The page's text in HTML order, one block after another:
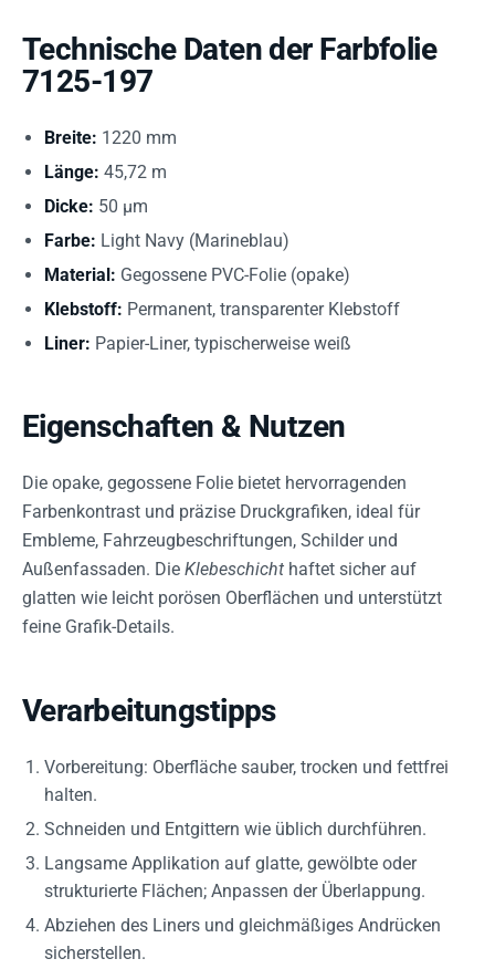
Technische Daten der Farbfolie
7125-197
Breite: 1220 mm
Länge: 45,72 m
Dicke: 50 µm
Farbe: Light Navy (Marineblau)
Material: Gegossene PVC-Folie (opake)
Klebstoff: Permanent, transparenter Klebstoff
Liner: Papier-Liner, typischerweise weiß
Eigenschaften & Nutzen
Die opake, gegossene Folie bietet hervorragenden
Farbenkontrast und präzise Druckgrafiken, ideal für
Embleme, Fahrzeugbeschriftungen, Schilder und
Außenfassaden. Die Klebeschicht haftet sicher auf
glatten wie leicht porösen Oberflächen und unterstützt
feine Grafik-Details.
Verarbeitungstipps
Vorbereitung: Oberfläche sauber, trocken und fettfrei
halten.
Schneiden und Entgittern wie üblich durchführen.
Langsame Applikation auf glatte, gewölbte oder
strukturierte Flächen; Anpassen der Überlappung.
Abziehen des Liners und gleichmäßiges Andrücken
sicherstellen.